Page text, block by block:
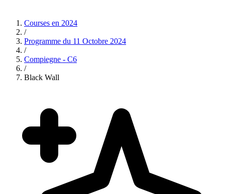
Courses en 2024
/
Programme du 11 Octobre 2024
/
Compiegne - C6
/
Black Wall